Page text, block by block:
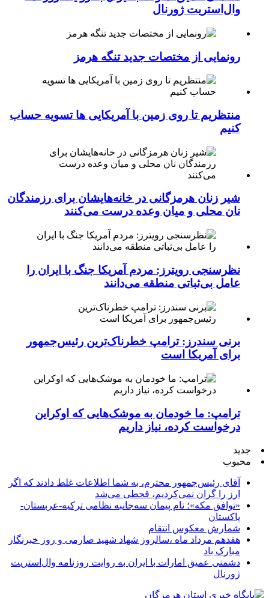
وال‌استریت ژورنال
رونمایی از مختصات جدید تنگه هرمز
منتظریم تا روی زمین با آمریکایی ها تسویه حساب
کنیم
شیر زنان هرمزگانی در خانه‌هایشان برای رزمندگان
نان محلی و میان وعده درست می‌کنند
نظرسنجی رویترز: مردم آمریکا جنگ با ایران را
عامل بی‌ثباتی منطقه می‌دانند
برنی سندرز: ترامپ خطرناک‌ترین رئیس‌جمهور
برای آمریکا است
ترامپ: ما خودمان به موشک‌هایی که اوکراین
درخواست کرده، نیاز داریم
جدید
محبوب
آقای رئیس‌جمهور محترم، به شما اطلاعات غلط دادند که اگر
ارز را گران نمی‌کردیم، قحطی می‌شد
«توافق مکه»؛ نام پیمان سه‌جانبه نظامی ترکیه-عربستان-
پاکستان
شمارش معکوس انتقام
هفدهم مرداد ماه ،سالروز شهاد شهید صارمی و روز خبرنگار
مبارک باد
دشمنی عمیق امارات با ایران به روایت روزنامه وال‌استریت
ژورنال